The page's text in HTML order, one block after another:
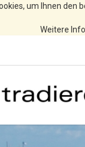
um Ihnen
Weitere